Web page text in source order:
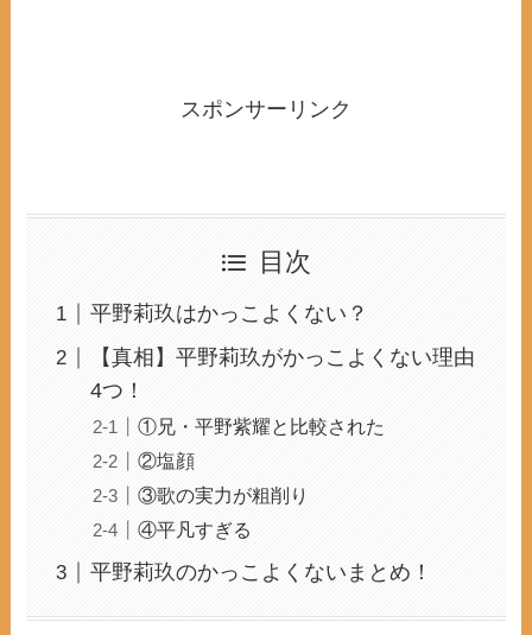
スポンサーリンク
目次
平野莉玖はかっこよくない？
【真相】平野莉玖がかっこよくない理由
4つ！
①兄・平野紫耀と比較された
②塩顔
③歌の実力が粗削り
④平凡すぎる
平野莉玖のかっこよくないまとめ！